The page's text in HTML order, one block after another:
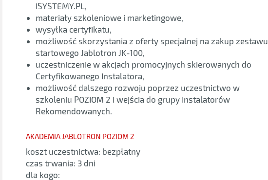
ISYSTEMY.PL,
materiały szkoleniowe i marketingowe,
wysyłka certyfikatu,
możliwość skorzystania z oferty specjalnej na zakup zestawu
startowego Jablotron JK-100,
uczestniczenie w akcjach promocyjnych skierowanych do
Certyfikowanego Instalatora,
możliwość dalszego rozwoju poprzez uczestnictwo w
szkoleniu POZIOM 2 i wejścia do grupy Instalatorów
Rekomendowanych.
AKADEMIA JABLOTRON POZIOM 2
koszt uczestnictwa: bezpłatny
czas trwania: 3 dni
dla kogo: